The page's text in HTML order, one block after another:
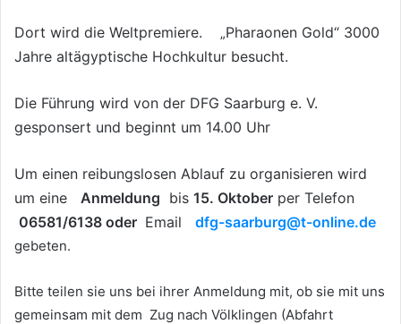
Dort wird die Weltpremiere. „Pharaonen Gold“ 3000
Jahre altägyptische Hochkultur besucht.
Die Führung wird von der DFG Saarburg e. V.
gesponsert und beginnt um 14.00 Uhr
Um einen reibungslosen Ablauf zu organisieren wird
um eine Anmeldung bis 15. Oktober per Telefon
06581/6138 oder Email dfg-saarburg@t-online.de
gebeten.
Bitte teilen sie uns bei ihrer Anmeldung mit, ob sie mit uns
gemeinsam mit dem Zug nach Völklingen (Abfahrt